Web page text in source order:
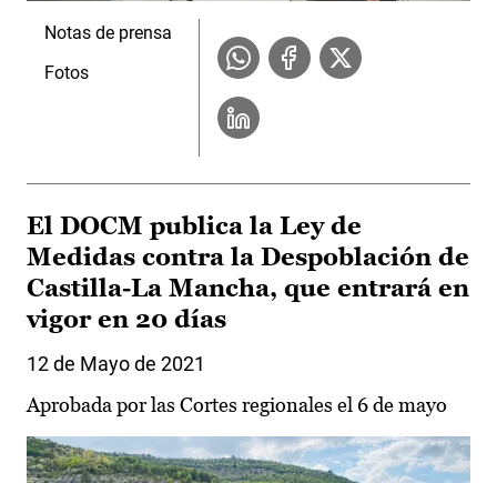
Notas de prensa
Fotos
El DOCM publica la Ley de
Medidas contra la Despoblación de
Castilla-La Mancha, que entrará en
vigor en 20 días
12 de Mayo de 2021
Aprobada por las Cortes regionales el 6 de mayo